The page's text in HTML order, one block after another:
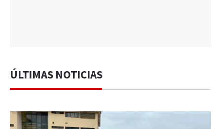
ÚLTIMAS NOTICIAS